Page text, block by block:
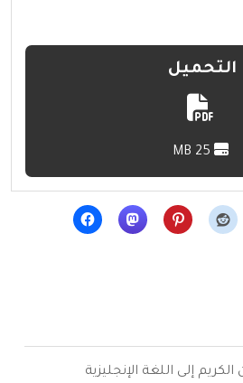
التحميل
إلى اللغة الإنجليزية